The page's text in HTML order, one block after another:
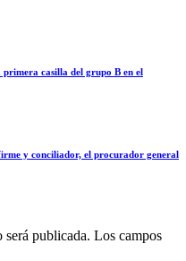
casilla del grupo B en el
y conciliador, el procurador general
publicada. Los campos